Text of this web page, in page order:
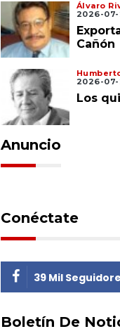
Álvaro
2026-07-
Cañón
2026-
Los
Anuncio
Conéctate
39 Mil
Boletín De